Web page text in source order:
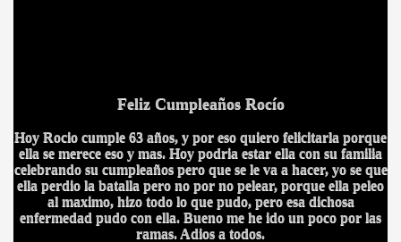
Feliz Cumpleaños Rocío
Hoy Rocio cumple 63 años, y por eso quiero felicitarla porque
ella se merece eso y mas. Hoy podria estar ella con su familia
celebrando su cumpleaños pero que se le va a hacer, yo se que
ella perdio la batalla pero no por no pelear, porque ella peleo
al maximo, hizo todo lo que pudo, pero esa dichosa
enfermedad pudo con ella. Bueno me he ido un poco por las
ramas. Adios a todos.